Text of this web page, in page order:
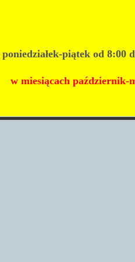
poniedziałek-piątekod 8:00
w miesiącach październik-